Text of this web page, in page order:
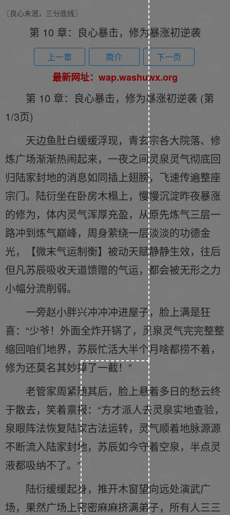
〖良心未泯，三分底线〗
第 10 章：良心暴击，修为暴涨初逆袭
上一章 简介 下一页
最新网址：wap.washuwx.org
第 10 章：良心暴击，修为暴涨初逆袭 (第
1/3页)
天边鱼肚白缓缓浮现，青玄宗各大院落、修
炼广场渐渐热闹起来，一夜之间灵泉灵气彻底回
归陆家封地的消息如同插上翅膀，飞速传遍整座
宗门。陆衍坐在卧房木榻上，慢慢沉淀昨夜暴涨
的修为，体内灵气浑厚充盈，从原先炼气三层一
路冲到炼气巅峰，周身萦绕一层淡淡的功德金
光，【微末气运制衡】被动天赋静静生效，往后
但凡苏辰吸收天道馈赠的气运，都会被无形之力
小幅分流削弱。
一旁赵小胖兴冲冲冲进屋子，脸上满是狂
喜：“少爷！外面全炸开锅了，灵泉灵气完完整整
缩回咱们地界，苏辰忙活大半个月啥都捞不着，
修为还莫名其妙掉了一截！”
老管家周紧随其后，脸上悬着多日的愁云终
于散去，笑着禀报：“方才派人去灵泉实地查验，
泉眼阵法恢复陆家古法运转，灵气顺着地脉源源
不断流入陆家封地，苏辰如今守着空泉，半点灵
液都吸纳不了。”
陆衍缓缓起身，推开木窗望向远处演武广
场，果然广场上密密麻麻挤满弟子，所有人三三